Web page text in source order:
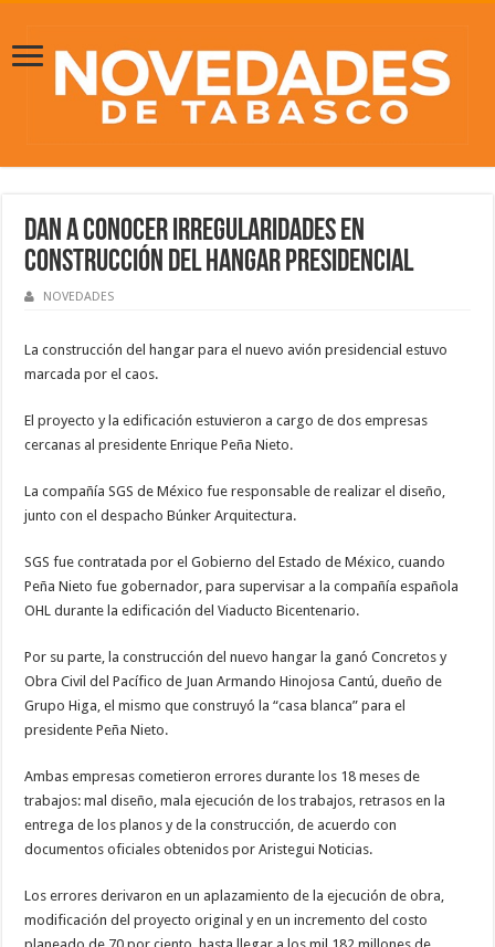
Dan a conocer irregularidades en
construcción del Hangar Presidencial
NOVEDADES
La construcción del hangar para el nuevo avión presidencial estuvo
marcada por el caos.
El proyecto y la edificación estuvieron a cargo de dos empresas
cercanas al presidente Enrique Peña Nieto.
La compañía SGS de México fue responsable de realizar el diseño,
junto con el despacho Búnker Arquitectura.
SGS fue contratada por el Gobierno del Estado de México, cuando
Peña Nieto fue gobernador, para supervisar a la compañía española
OHL durante la edificación del Viaducto Bicentenario.
Por su parte, la construcción del nuevo hangar la ganó Concretos y
Obra Civil del Pacífico de Juan Armando Hinojosa Cantú, dueño de
Grupo Higa, el mismo que construyó la “casa blanca” para el
presidente Peña Nieto.
Ambas empresas cometieron errores durante los 18 meses de
trabajos: mal diseño, mala ejecución de los trabajos, retrasos en la
entrega de los planos y de la construcción, de acuerdo con
documentos oficiales obtenidos por Aristegui Noticias.
Los errores derivaron en un aplazamiento de la ejecución de obra,
modificación del proyecto original y en un incremento del costo